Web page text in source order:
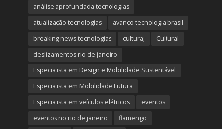
análise aprofundada tecnologias
atualização tecnologias
avanço tecnologia brasil
breaking news tecnologias
cultura;
Cultural
deslizamentos rio de janeiro
Especialista em Design e Mobilidade Sustentável
Especialista em Mobilidade Futura
Especialista em veículos elétricos
eventos
eventos no rio de janeiro
flamengo